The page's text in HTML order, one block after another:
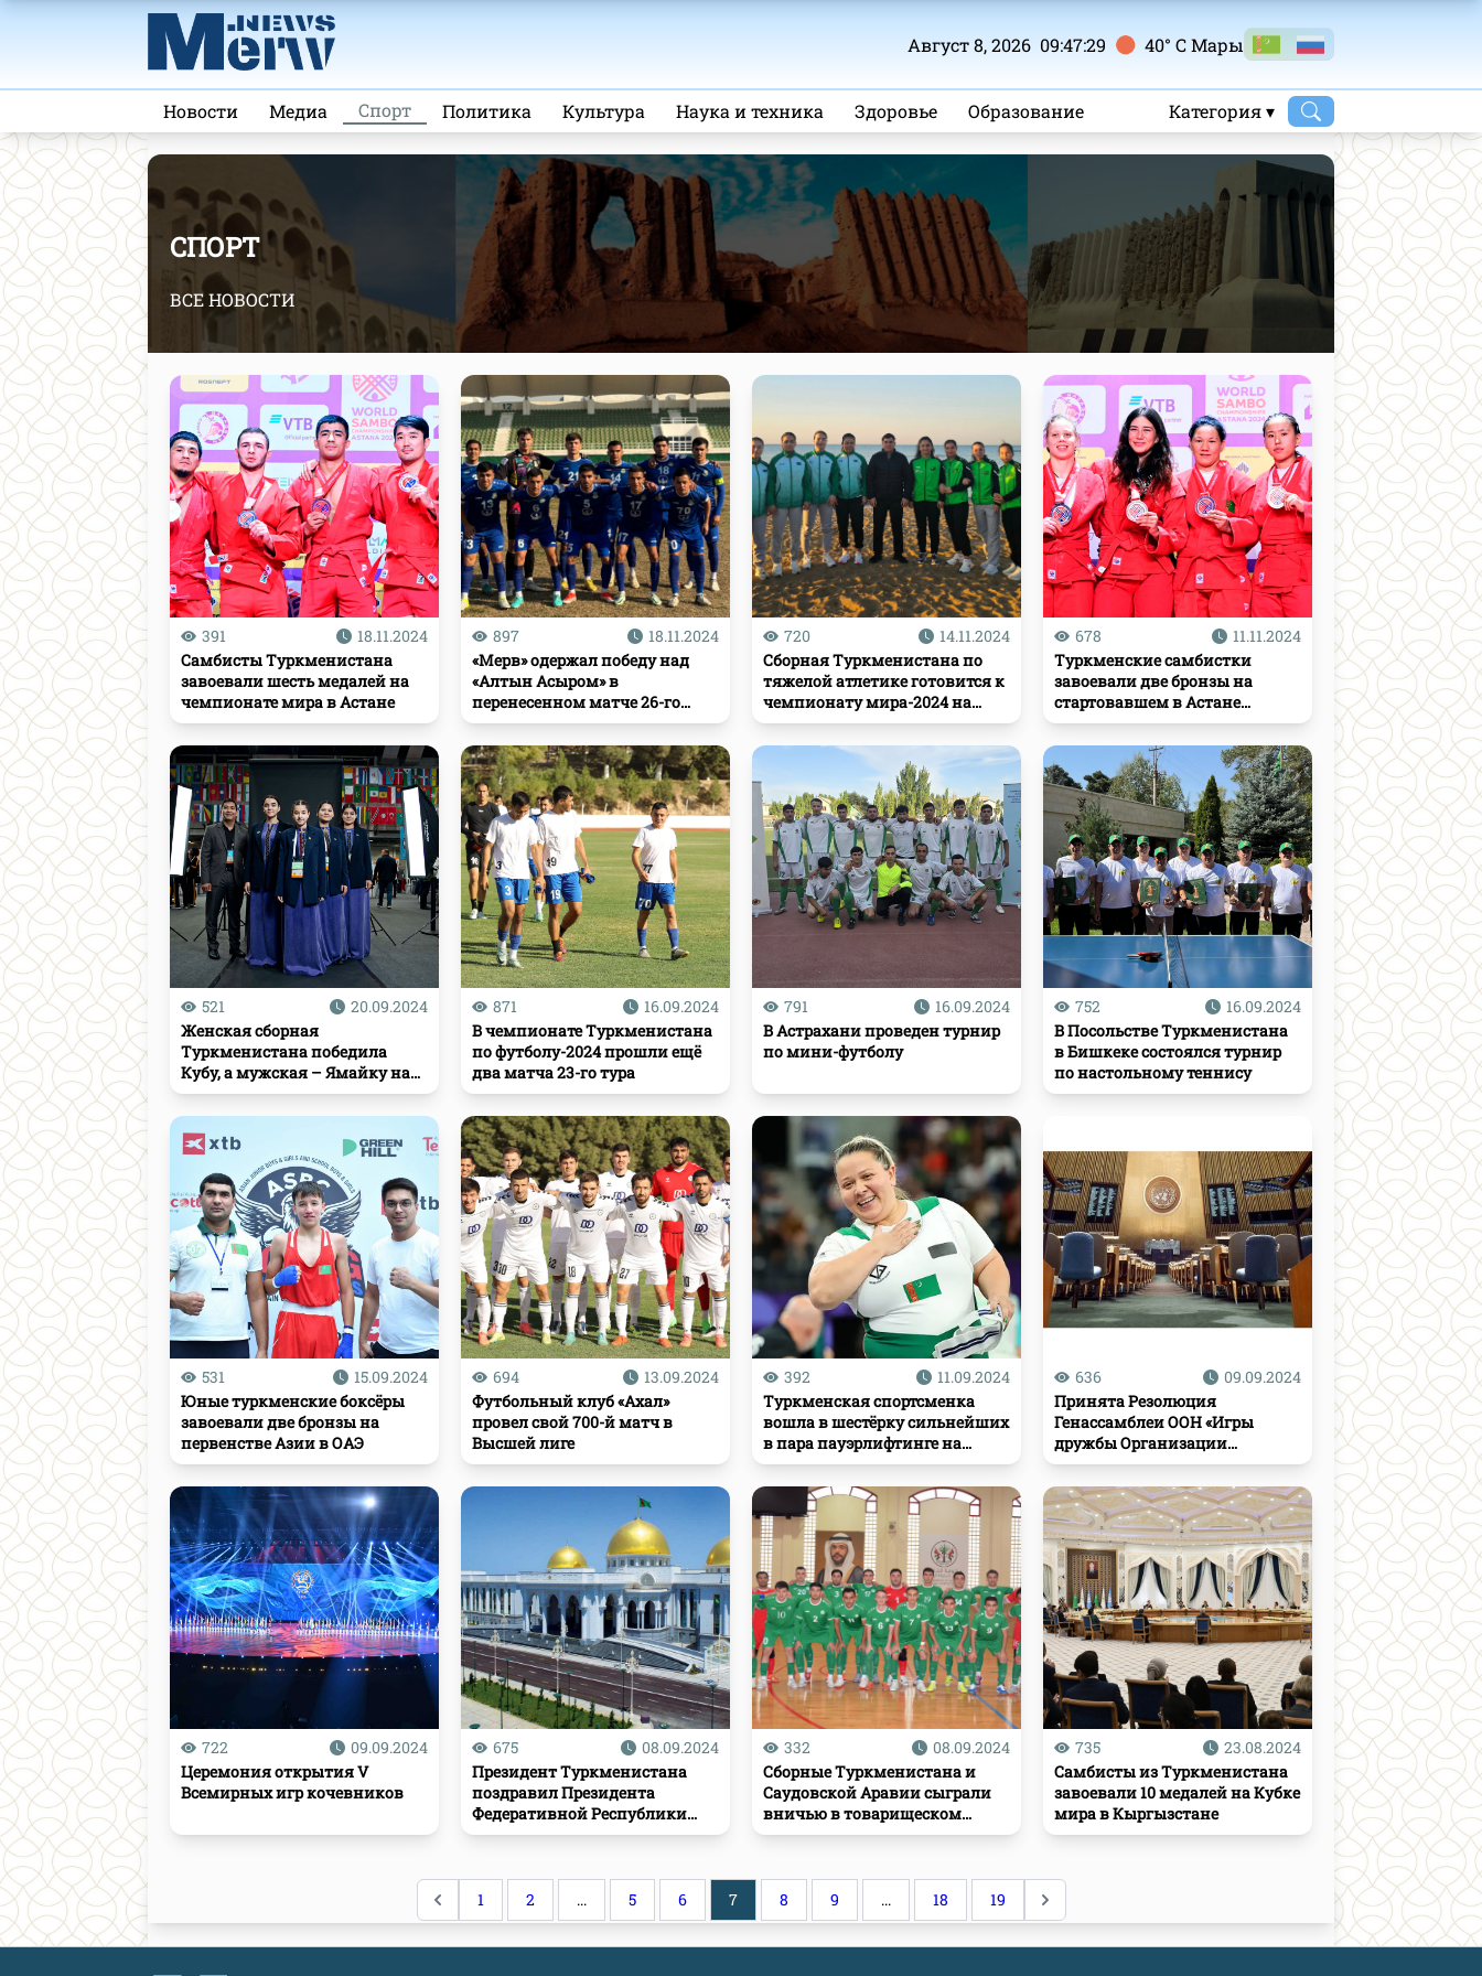
Август 8, 2026 09:47:30 40° C Mары
Новости Медиа Спорт Политика Культура Наука и техника Здоровье Образование Категория ▾
СПОРТ
ВСЕ НОВОСТИ
391
18.11.2024
Самбисты Туркменистана
завоевали шесть медалей на
чемпионате мира в Астане
897
18.11.2024
«Мерв» одержал победу над
«Алтын Асыром» в
перенесенном матче 26-го
тура чемпионата страны по
футболу
720
14.11.2024
Сборная Туркменистана по
тяжелой атлетике готовится к
чемпионату мира-2024 на
сборах в Анталье
678
11.11.2024
Туркменские самбистки
завоевали две бронзы на
стартовавшем в Астане
чемпионате мира
521
20.09.2024
Женская сборная
Туркменистана победила
Кубу, а мужская – Ямайку на
Всемирной шахматной
олимпиаде
871
16.09.2024
В чемпионате Туркменистана
по футболу-2024 прошли ещё
два матча 23-го тура
791
16.09.2024
В Астрахани проведен турнир
по мини-футболу
752
16.09.2024
В Посольстве Туркменистана
в Бишкеке состоялся турнир
по настольному теннису
531
15.09.2024
Юные туркменские боксёры
завоевали две бронзы на
первенстве Азии в ОАЭ
694
13.09.2024
Футбольный клуб «Ахал»
провел свой 700-й матч в
Высшей лиге
392
11.09.2024
Туркменская спортсменка
вошла в шестёрку сильнейших
в пара пауэрлифтинге на
Паралимпийских играх в
Париже
636
09.09.2024
Принята Резолюция
Генассамблеи ООН «Игры
дружбы Организации
Объединенных Наций»
722
09.09.2024
Церемония открытия V
Всемирных игр кочевников
675
08.09.2024
Президент Туркменистана
поздравил Президента
Федеративной Республики
Бразилия
332
08.09.2024
Сборные Туркменистана и
Саудовской Аравии сыграли
вничью в товарищеском
матче по футзалу
735
23.08.2024
Самбисты из Туркменистана
завоевали 10 медалей на Кубке
мира в Кыргызстане
1 2 ... 5 6 7 8 9 ... 18 19